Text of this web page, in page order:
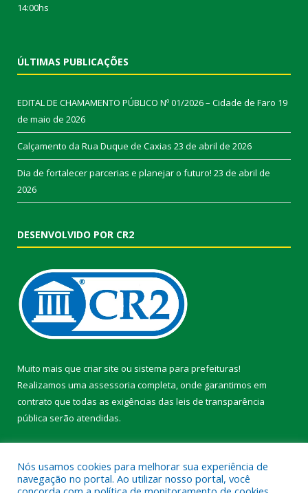
14:00hs
ÚLTIMAS PUBLICAÇÕES
EDITAL DE CHAMAMENTO PÚBLICO Nº 01/2026 – Cidade de Faro 19
de maio de 2026
Calçamento da Rua Duque de Caxias 23 de abril de 2026
Dia de fortalecer parcerias e planejar o futuro! 23 de abril de
2026
DESENVOLVIDO POR CR2
Muito mais que criar site ou sistema para prefeituras!
Realizamos uma assessoria completa, onde garantimos em
contrato que todas as exigências das leis de transparência
pública serão atendidas.
Nós usamos cookies para melhorar sua experiência de
navegação no portal. Ao utilizar nosso portal, você